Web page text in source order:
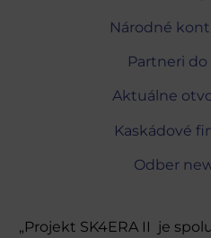
Národné
Partneri
Aktuálne
Kaskádové
Odber
„Projekt SK4ERA II je